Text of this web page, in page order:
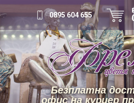
0895 604 655
Безплатна
офис на куриер